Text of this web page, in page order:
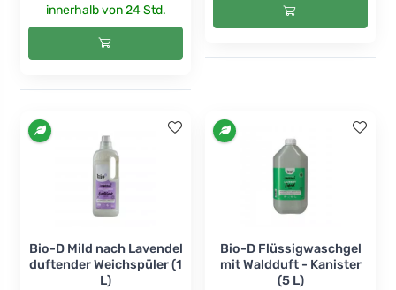
innerhalb von 24 Std.
Bio-D Mild nach Lavendel
duftender Weichspüler (1
L)
Bio-D Flüssigwaschgel
mit Waldduft - Kanister
(5 L)